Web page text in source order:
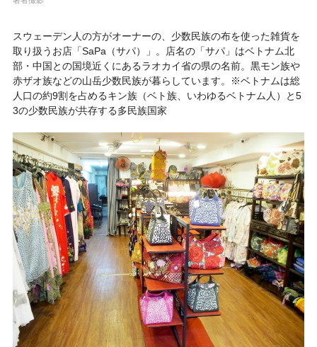
スウェーデン人の方がオーナーの、少数民族の布を使った雑貨を
取り扱うお店「SaPa（サパ）
」。店名の「サパ」はベトナム北
部・中国との国境近くにあるラオカイ省の県の名前。黒モン族や
赤ザオ族などの山岳少数民族が暮らしています。※ベトナムは総
人口の約9割を占めるキン族（ベト族、いわゆるベトナム人）と5
3の少数民族が共存する多民族国家